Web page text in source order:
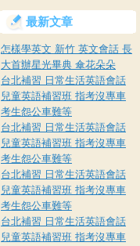
最新文章
怎樣學英文 新竹 英文會話 長
大首辦星光畢典 傘花朵朵
台北補習 日常生活英語會話
兒童英語補習班 指考沒專車
考生怨公車難等
台北補習 日常生活英語會話
兒童英語補習班 指考沒專車
考生怨公車難等
台北補習 日常生活英語會話
兒童英語補習班 指考沒專車
考生怨公車難等
台北補習 日常生活英語會話
兒童英語補習班 指考沒專車